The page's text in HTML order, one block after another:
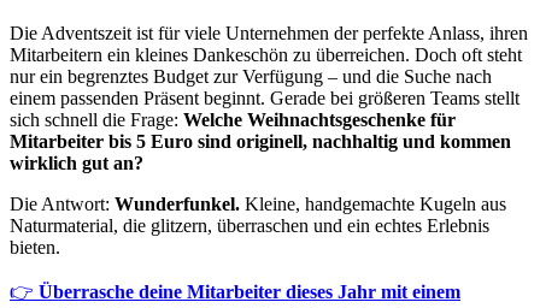
Die Adventszeit ist für viele Unternehmen der perfekte Anlass, ihren
Mitarbeitern ein kleines Dankeschön zu überreichen. Doch oft steht
nur ein begrenztes Budget zur Verfügung – und die Suche nach
einem passenden Präsent beginnt. Gerade bei größeren Teams stellt
sich schnell die Frage: Welche Weihnachtsgeschenke für
Mitarbeiter bis 5 Euro sind originell, nachhaltig und kommen
wirklich gut an?
Die Antwort: Wunderfunkel. Kleine, handgemachte Kugeln aus
Naturmaterial, die glitzern, überraschen und ein echtes Erlebnis
bieten.
👉 Überrasche deine Mitarbeiter dieses Jahr mit einem